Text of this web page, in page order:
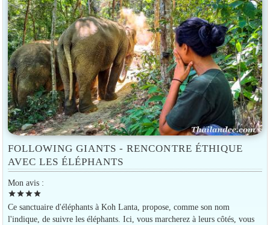
FOLLOWING GIANTS - RENCONTRE ÉTHIQUE
AVEC LES ÉLÉPHANTS
Mon avis :
starstarstarstar
Ce sanctuaire d'éléphants à Koh Lanta, propose, comme son nom
l'indique, de suivre les éléphants. Ici, vous marcherez à leurs côtés, vous